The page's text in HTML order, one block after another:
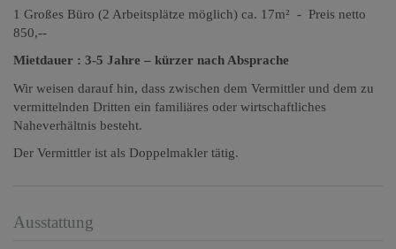
1 Großes Büro (2 Arbeitsplätze möglich) ca. 17m² - Preis netto
850,--
Mietdauer : 3-5 Jahre – kürzer nach Absprache
Wir weisen darauf hin, dass zwischen dem Vermittler und dem zu
vermittelnden Dritten ein familiäres oder wirtschaftliches
Naheverhältnis besteht.
Der Vermittler ist als Doppelmakler tätig.
Ausstattung